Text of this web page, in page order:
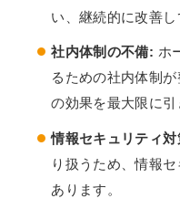
い、継続的に改善し
社内体制の不備: ホ
るための社内体制
の効果を最大限に引
情報セキュリティ
り扱うため、情報
あります。